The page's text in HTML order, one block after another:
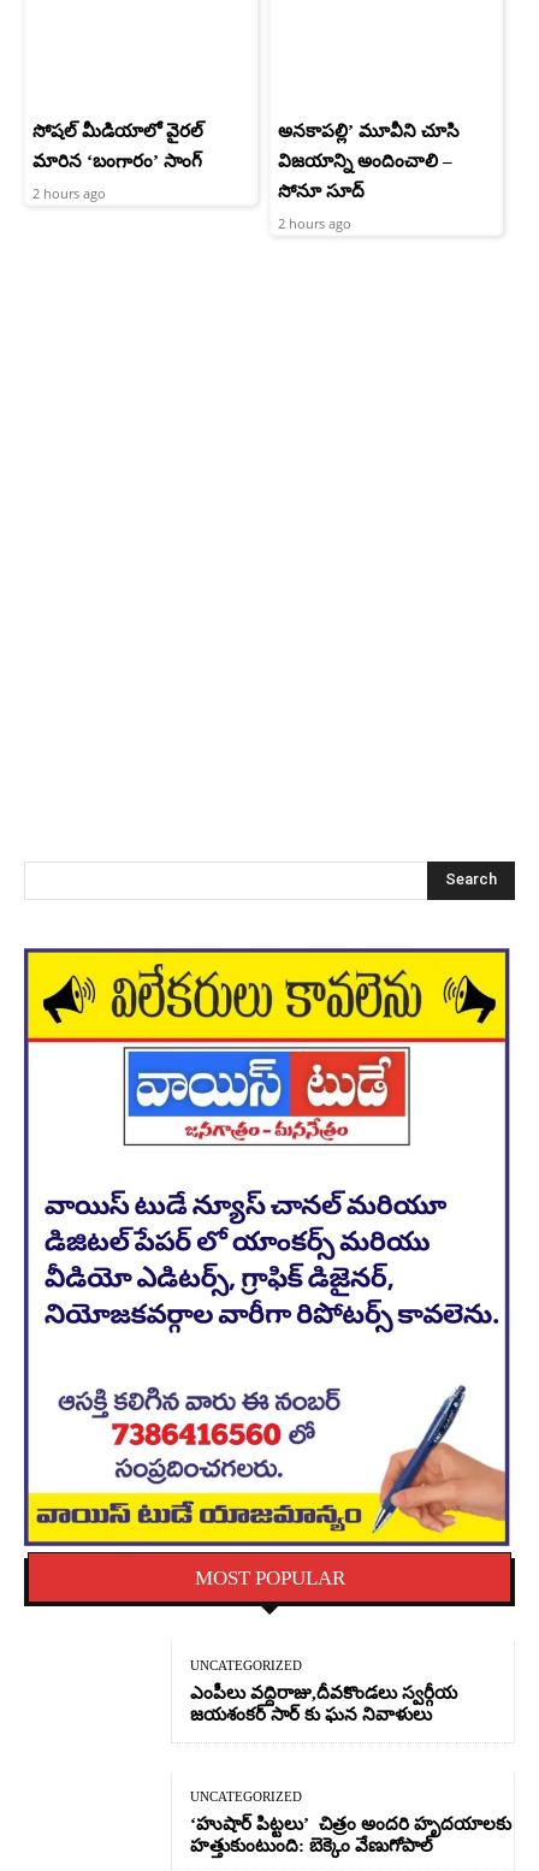
సోషల్ మీడియాలో వైరల్
మారిన ‘బంగారం’ సాంగ్
2 hours ago
అనకాపల్లి’ మూవీని చూసి
విజయాన్ని అందించాలి –
సోనూ సూద్
2 hours ago
Search
MOST POPULAR
UNCATEGORIZED
ఎంపీలు వద్దిరాజు,దీవకొండలు స్వర్గీయ
జయశంకర్ సార్ కు ఘన నివాళులు
UNCATEGORIZED
‘హుషార్‌ పిట్టలు’ చిత్రం అందరి హృదయాలకు
హత్తుకుంటుంది: బెక్కెం వేణుగోపాల్‌